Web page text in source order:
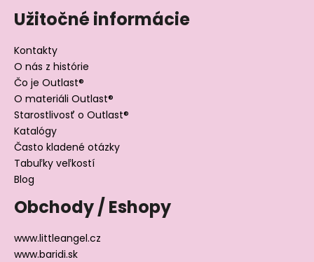
Užitočné informácie
Kontakty
O nás z histórie
Čo je Outlast®
O materiáli Outlast®
Starostlivosť o Outlast®
Katalógy
Často kladené otázky
Tabuľky veľkostí
Blog
Obchody / Eshopy
www.littleangel.cz
www.baridi.sk